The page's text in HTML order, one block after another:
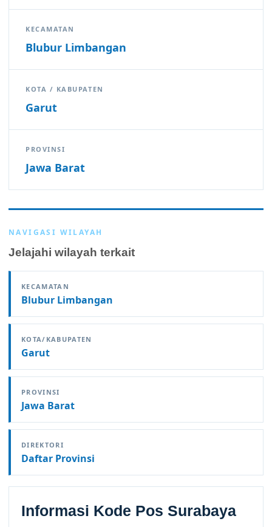
KECAMATAN
Blubur Limbangan
KOTA / KABUPATEN
Garut
PROVINSI
Jawa Barat
NAVIGASI WILAYAH
Jelajahi wilayah terkait
KECAMATAN
Blubur Limbangan
KOTA/KABUPATEN
Garut
PROVINSI
Jawa Barat
DIREKTORI
Daftar Provinsi
Informasi Kode Pos Surabaya